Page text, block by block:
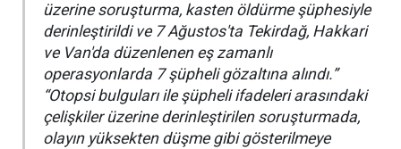
üzerine soruşturma, kasten öldürme şüphesiyle
derinleştirildi ve 7 Ağustos'ta Tekirdağ, Hakkari
ve Van'da düzenlenen eş zamanlı
operasyonlarda 7 şüpheli gözaltına alındı.”
“Otopsi bulguları ile şüpheli ifadeleri arasındaki
çelişkiler üzerine derinleştirilen soruşturmada,
olayın yüksekten düşme gibi gösterilmeye